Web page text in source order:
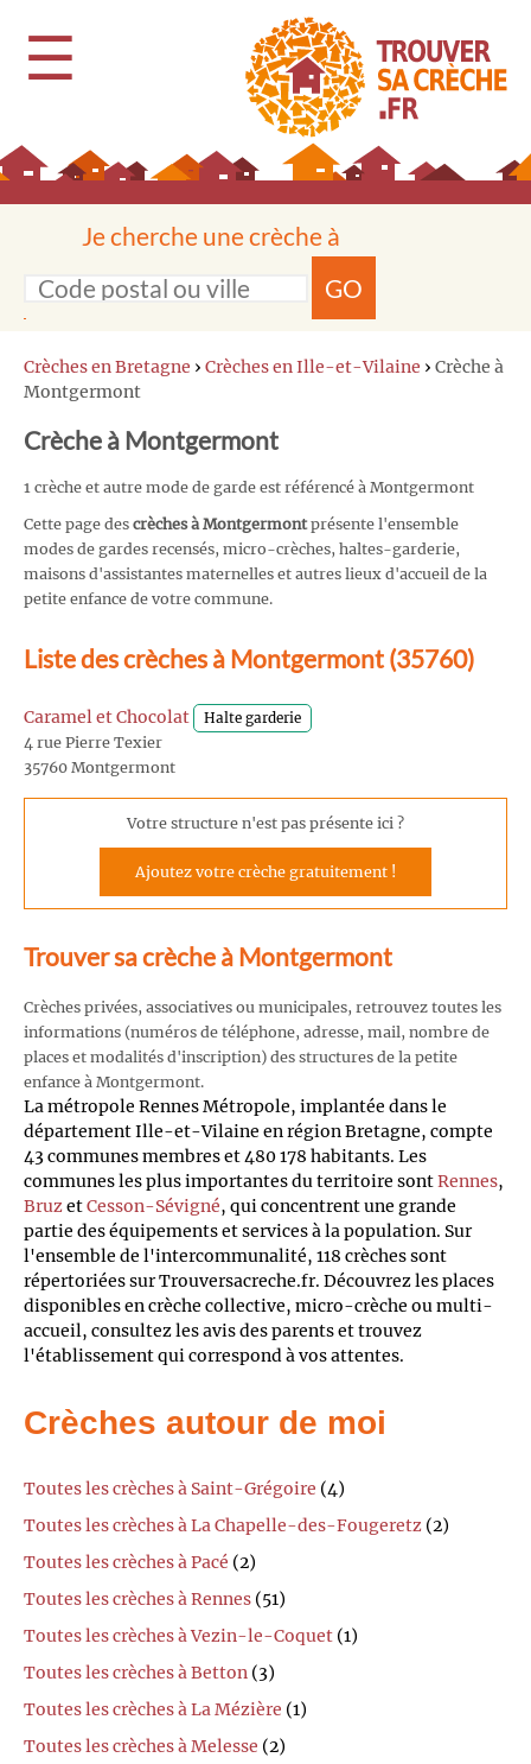
☰
Je cherche une crèche à
GO
Crèches en Bretagne › Crèches en Ille-et-Vilaine › Crèche à
Montgermont
Crèche à Montgermont
1 crèche et autre mode de garde est référencé à Montgermont
Cette page des crèches à Montgermontprésente l'ensemble
modes de gardes recensés, micro-crèches, haltes-garderie,
maisons d'assistantes maternelles et autres lieux d'accueil de la
petite enfance de votre commune.
Liste des crèches à Montgermont (35760)
Caramel et Chocolat Halte garderie
4 rue Pierre Texier
35760 Montgermont
Votre structure n'est pas présente ici ?
Ajoutez votre crèche gratuitement !
Trouver sa crèche à Montgermont
Crèches privées, associatives ou municipales, retrouvez toutes les
informations (numéros de téléphone, adresse, mail, nombre de
places et modalités d'inscription) des structures de la petite
enfance à Montgermont.
La métropole Rennes Métropole, implantée dans le
département Ille-et-Vilaine en région Bretagne, compte
43 communes membres et 480 178 habitants. Les
communes les plus importantes du territoire sontRennes,
BruzetCesson-Sévigné, qui concentrent une grande
partie des équipements et services à la population. Sur
l'ensemble de l'intercommunalité, 118 crèches sont
répertoriées sur Trouversacreche.fr. Découvrez les places
disponibles en crèche collective, micro-crèche ou multi-
accueil, consultez les avis des parents et trouvez
l'établissement qui correspond à vos attentes.
Crèches autour de moi
Toutes les crèches à Saint-Grégoire (4)
Toutes les crèches à La Chapelle-des-Fougeretz (2)
Toutes les crèches à Pacé (2)
Toutes les crèches à Rennes (51)
Toutes les crèches à Vezin-le-Coquet (1)
Toutes les crèches à Betton (3)
Toutes les crèches à La Mézière (1)
Toutes les crèches à Melesse (2)